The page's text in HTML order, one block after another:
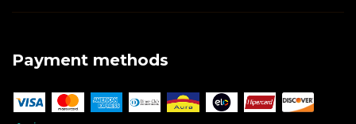
Payment methods